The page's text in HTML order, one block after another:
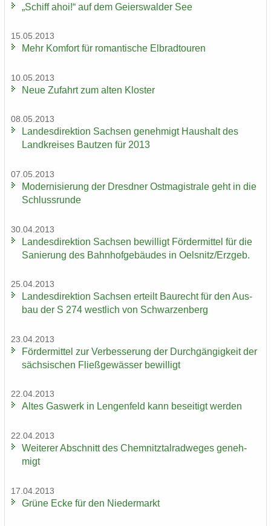
„Schiff ahoi!“ auf dem Gei­ers­wal­der See
15.05.2013
Mehr Kom­fort für ro­man­ti­sche El­brad­tou­ren
10.05.2013
Neue Zu­fahrt zum alten Klos­ter
08.05.2013
Lan­des­di­rek­ti­on Sach­sen ge­neh­migt Haus­halt des
Land­krei­ses Baut­zen für 2013
07.05.2013
Mo­der­ni­sie­rung der Dresd­ner Ost­ma­gis­tra­le geht in die
Schluss­run­de
30.04.2013
Lan­des­di­rek­ti­on Sach­sen be­wil­ligt För­der­mit­tel für die
Sa­nie­rung des Bahn­hof­ge­bäu­des in Oels­nitz/Erz­geb.
25.04.2013
Lan­des­di­rek­ti­on Sach­sen er­teilt Bau­recht für den Aus­
bau der S 274 west­lich von Schwar­zen­berg
23.04.2013
För­der­mit­tel zur Ver­bes­se­rung der Durch­gän­gig­keit der
säch­si­schen Fließ­ge­wäs­ser be­wil­ligt
22.04.2013
Altes Gas­werk in Len­gen­feld kann be­sei­tigt wer­den
22.04.2013
Wei­te­rer Ab­schnitt des Chem­nitz­tal­rad­we­ges ge­neh­
migt
17.04.2013
Grüne Ecke für den Nie­der­markt